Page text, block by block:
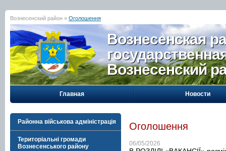
Вознесенский район » Оголошення
Вознесенская
Вознесенский
Главная Новости
Районна військова адміністрація
Територіальні громади
Вознесенського району
Оголошення
06/05/2026